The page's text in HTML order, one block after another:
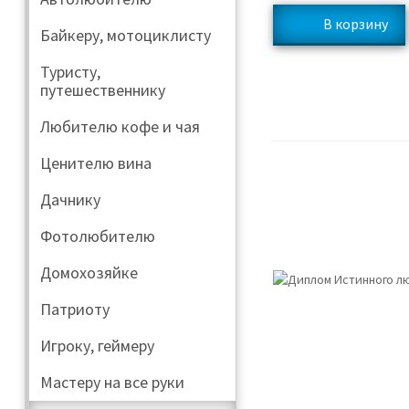
Байкеру, мотоциклисту
Туристу,
путешественнику
Любителю кофе и чая
Ценителю вина
Дачнику
Фотолюбителю
Домохозяйке
Патриоту
Игроку, геймеру
Мастеру на все руки